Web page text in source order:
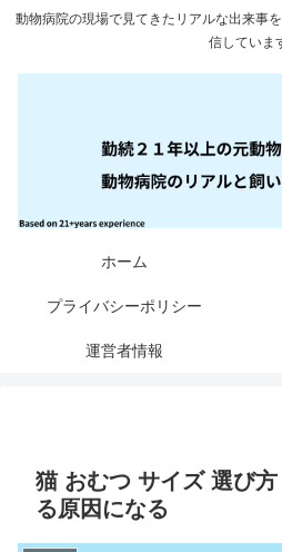
動物病院の現場で見てきたリアルな出来事
信していま
ホーム
プライバシーポリシー
運営者情報
猫 おむつ サイズ 選び
る原因になる